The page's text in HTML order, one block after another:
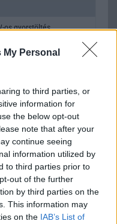
Personal
to third parties, or
information for
the below opt-out
note that after your
continue seeing
information utilized by
to third parties prior to
out of the further
by third parties on the
This information may
on the IAB’s List of
os gyorstöltés
sensor
szolgáltatás
szolgáltatás
független szótár
szolgáltatás